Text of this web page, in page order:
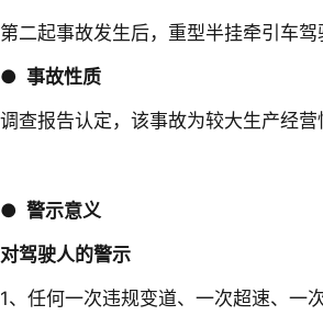
第二起事故发生后，重型半挂牵引车
● 事故性质
调查报告认定，该事故为较大生产经营
● 警示意义
对驾驶人的警示
1、任何一次违规变道、一次超速、一